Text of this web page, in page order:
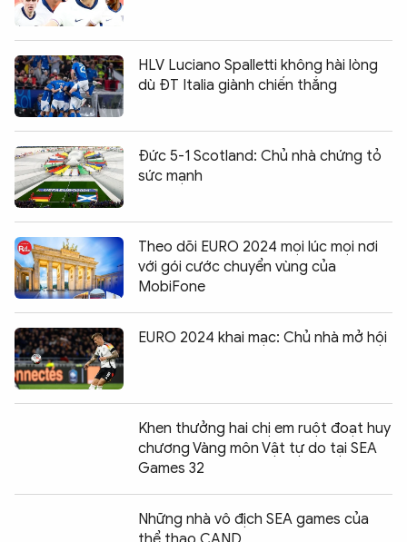
HLV Luciano Spalletti không hài lòng
dù ĐT Italia giành chiến thắng
Đức 5-1 Scotland: Chủ nhà chứng tỏ
sức mạnh
Theo dõi EURO 2024 mọi lúc mọi nơi
với gói cước chuyển vùng của
MobiFone
EURO 2024 khai mạc: Chủ nhà mở hội
Khen thưởng hai chị em ruột đoạt huy
chương Vàng môn Vật tự do tại SEA
Games 32
Những nhà vô địch SEA games của